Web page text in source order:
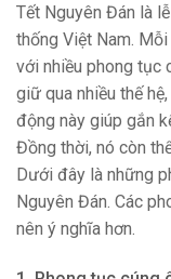
Tết Nguyên Đán là
thống Việt Nam.
với nhiều phong tục
giữ qua nhiều thế
động này giúp gắn
Đồng thời, nó còn
Dưới đây là những
Nguyên Đán. Các
nên ý nghĩa hơn.